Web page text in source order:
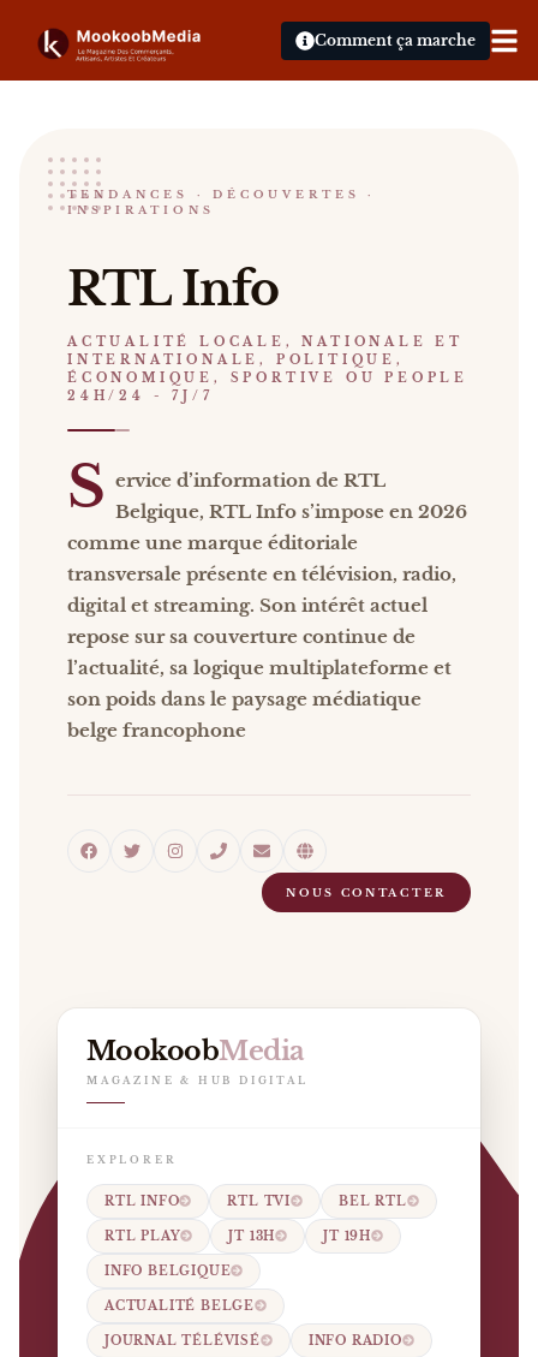
Comment ça marche
RTL info
ACTUALITÉ LOCALE, NATIONALE ET
RTL Info Service d’information de RTL
Catalogue :presse.
TENDANCES · DÉCOUVERTES ·
INSPIRATIONS
RTL Info
ACTUALITÉ LOCALE, NATIONALE ET
INTERNATIONALE, POLITIQUE,
ÉCONOMIQUE, SPORTIVE OU PEOPLE
24H/24 - 7J/7
S ervice d’information de RTL
Belgique, RTL Info s’impose en 2026
comme une marque éditoriale
transversale présente en télévision, radio,
digital et streaming. Son intérêt actuel
repose sur sa couverture continue de
l’actualité, sa logique multiplateforme et
son poids dans le paysage médiatique
belge francophone
NOUS CONTACTER
MookoobMedia
MAGAZINE & HUB DIGITAL
EXPLORER
RTL INFO RTL TVI BEL RTL
RTL PLAY JT 13H JT 19H
INFO BELGIQUE
ACTUALITÉ BELGE
JOURNAL TÉLÉVISÉ INFO RADIO